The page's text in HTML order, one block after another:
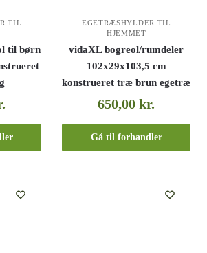
TIL
til børn
EGETRÆSHYLDER TIL
HJEMMET
vidaXL bogreol/rumdeler
102x29x103,5 cm
konstrueret træ brun egetræ
650,00kr.
Gå til forhandler